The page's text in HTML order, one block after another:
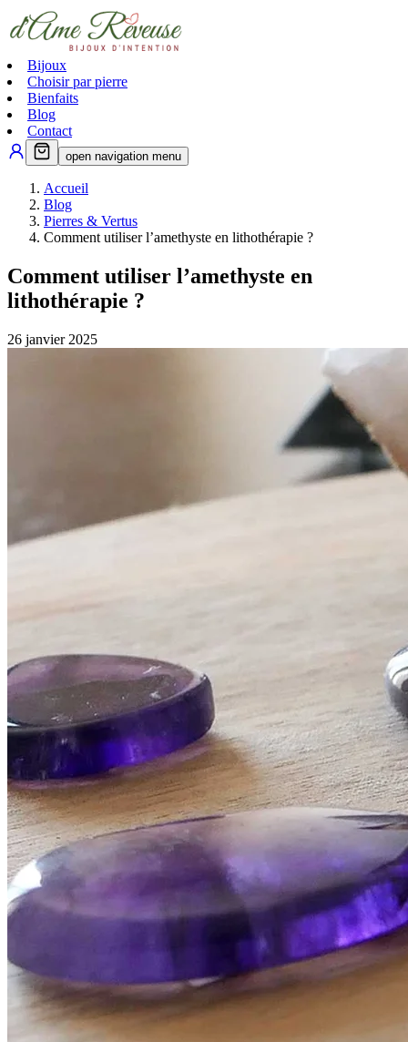
Bijoux
Choisir par pierre
Bienfaits
Blog
Contact
open navigation menu
Accueil
Blog
Pierres & Vertus
Comment utiliser l’amethyste en lithothérapie ?
Comment utiliser l’amethyste en
lithothérapie ?
26 janvier 2025